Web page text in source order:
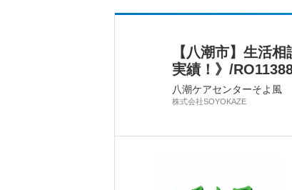
【八潮市】生活
実績！》/
八潮ケアセンターそよ風
株式会社SOYOKAZE